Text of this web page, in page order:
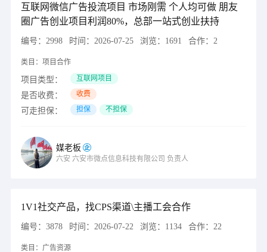
互联网微信广告投流项目 市场刚需 个人均可做 朋友
圈广告创业项目利润80%，总部一站式创业扶持
编号： 2998 时间： 2026-07-25 浏览： 1691 合作： 2
类目： 项目合作
项目类型： 互联网项目
是否收费： 收费
可走担保： 担保 不担保
媒老板
六安 六安市微点信息科技有限公司 负责人
1V1社交产品，找CPS渠道\主播工会合作
编号： 3878 时间： 2026-07-22 浏览： 1134 合作： 22
类目： 广告资源